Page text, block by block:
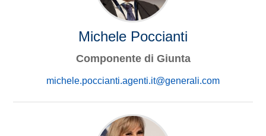
Michele Poccianti
Componente di Giunta
michele.poccianti.agenti.it@generali.com